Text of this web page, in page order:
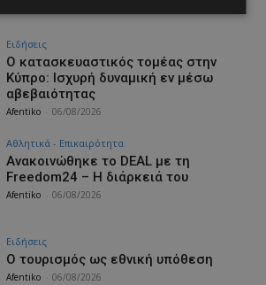
Ειδήσεις
Ο κατασκευαστικός τομέας στην
Κύπρο: Ισχυρή δυναμική εν μέσω
αβεβαιότητας
Afentiko 06/08/2026
Αθλητικά - Επικαιρότητα
Ανακοινώθηκε το DEAL με τη
Freedom24 – Η διάρκειά του
Afentiko 06/08/2026
Ειδήσεις
Ο τουρισμός ως εθνική υπόθεση
Afentiko 06/08/2026